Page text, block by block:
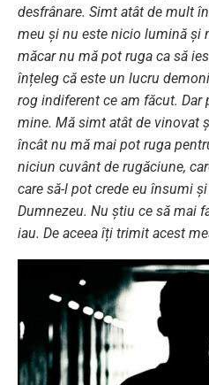
desfrânare. Simt atât de mult
meu și nu este nicio lumină și
măcar nu mă pot ruga ca să
înțeleg că este un lucru
rog indiferent ce am făcut.
mine. Mă simt atât de vinovat
încât nu mă mai pot ruga
niciun cuvânt de rugăciune,
care să-l pot crede eu însumi
Dumnezeu. Nu știu ce să mai
iau. De aceea îți trimit acest